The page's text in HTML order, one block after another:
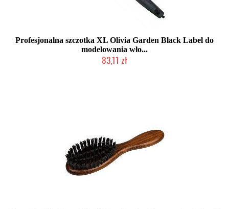
Profesjonalna szczotka XL Olivia Garden Black Label do
modelowania wło...
83,11 zł